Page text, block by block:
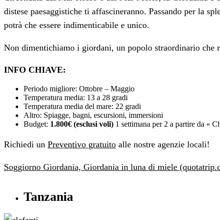
distese paesaggistiche ti affascineranno. Passando per la
potrà che essere indimenticabile e unico.
Non dimentichiamo i giordani, un popolo straordinario
INFO CHIAVE:
Periodo migliore: Ottobre – Maggio
Temperatura media: 13 a 28 gradi
Temperatura media del mare: 22 gradi
Altro: Spiagge, bagni, escursioni, immersioni
Budget: 1.800€ (esclusi voli) 1 settimana per 2 a partire da «
Richiedi un Preventivo gratuito alle nostre agenzie locali!
Soggiorno Giordania, Giordania in luna di miele
Tanzania